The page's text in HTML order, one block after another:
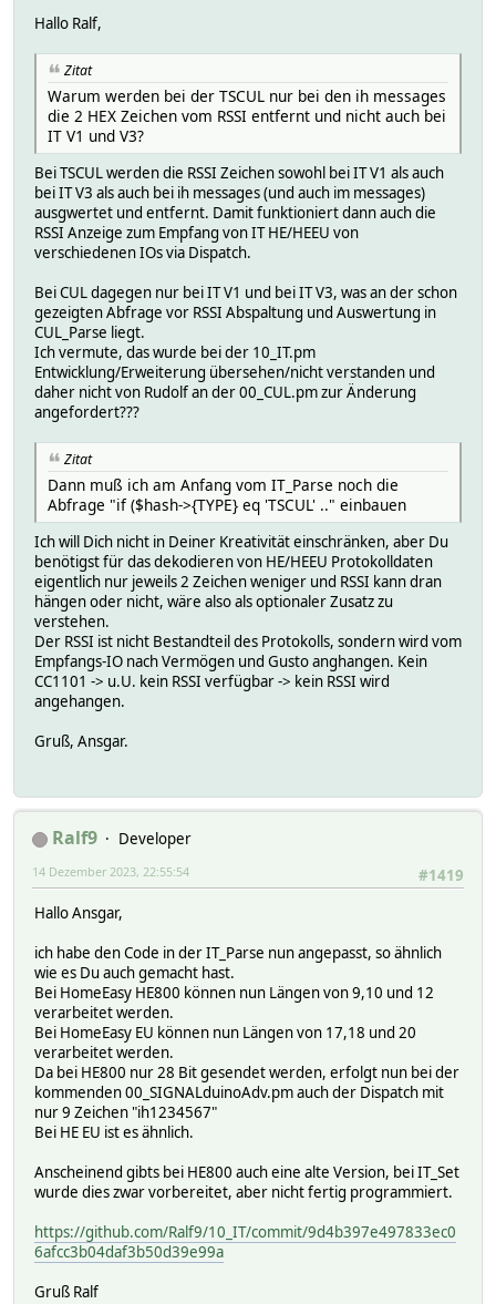
Hallo Ralf,
Zitat
Warum werden bei der TSCUL nur bei den ih messages
die 2 HEX Zeichen vom RSSI entfernt und nicht auch bei
IT V1 und V3?
Bei TSCUL werden die RSSI Zeichen sowohl bei IT V1 als auch
bei IT V3 als auch bei ih messages (und auch im messages)
ausgwertet und entfernt. Damit funktioniert dann auch die
RSSI Anzeige zum Empfang von IT HE/HEEU von
verschiedenen IOs via Dispatch.
Bei CUL dagegen nur bei IT V1 und bei IT V3, was an der schon
gezeigten Abfrage vor RSSI Abspaltung und Auswertung in
CUL_Parse liegt.
Ich vermute, das wurde bei der 10_IT.pm
Entwicklung/Erweiterung übersehen/nicht verstanden und
daher nicht von Rudolf an der 00_CUL.pm zur Änderung
angefordert???
Zitat
Dann muß ich am Anfang vom IT_Parse noch die
Abfrage "if ($hash->{TYPE} eq 'TSCUL' .." einbauen
Ich will Dich nicht in Deiner Kreativität einschränken, aber Du
benötigst für das dekodieren von HE/HEEU Protokolldaten
eigentlich nur jeweils 2 Zeichen weniger und RSSI kann dran
hängen oder nicht, wäre also als optionaler Zusatz zu
verstehen.
Der RSSI ist nicht Bestandteil des Protokolls, sondern wird vom
Empfangs-IO nach Vermögen und Gusto anghangen. Kein
CC1101 -> u.U. kein RSSI verfügbar -> kein RSSI wird
angehangen.
Gruß, Ansgar.
Ralf9
Developer
#1419
14 Dezember 2023, 22:55:54
Hallo Ansgar,
ich habe den Code in der IT_Parse nun angepasst, so ähnlich
wie es Du auch gemacht hast.
Bei HomeEasy HE800 können nun Längen von 9,10 und 12
verarbeitet werden.
Bei HomeEasy EU können nun Längen von 17,18 und 20
verarbeitet werden.
Da bei HE800 nur 28 Bit gesendet werden, erfolgt nun bei der
kommenden 00_SIGNALduinoAdv.pm auch der Dispatch mit
nur 9 Zeichen "ih1234567"
Bei HE EU ist es ähnlich.
Anscheinend gibts bei HE800 auch eine alte Version, bei IT_Set
wurde dies zwar vorbereitet, aber nicht fertig programmiert.
https://github.com/Ralf9/10_IT/commit/9d4b397e497833ec0
6afcc3b04daf3b50d39e99a
Gruß Ralf